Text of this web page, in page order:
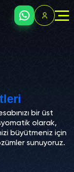
bir üst
olarak,
büyütmeniz için
sunuyoruz.